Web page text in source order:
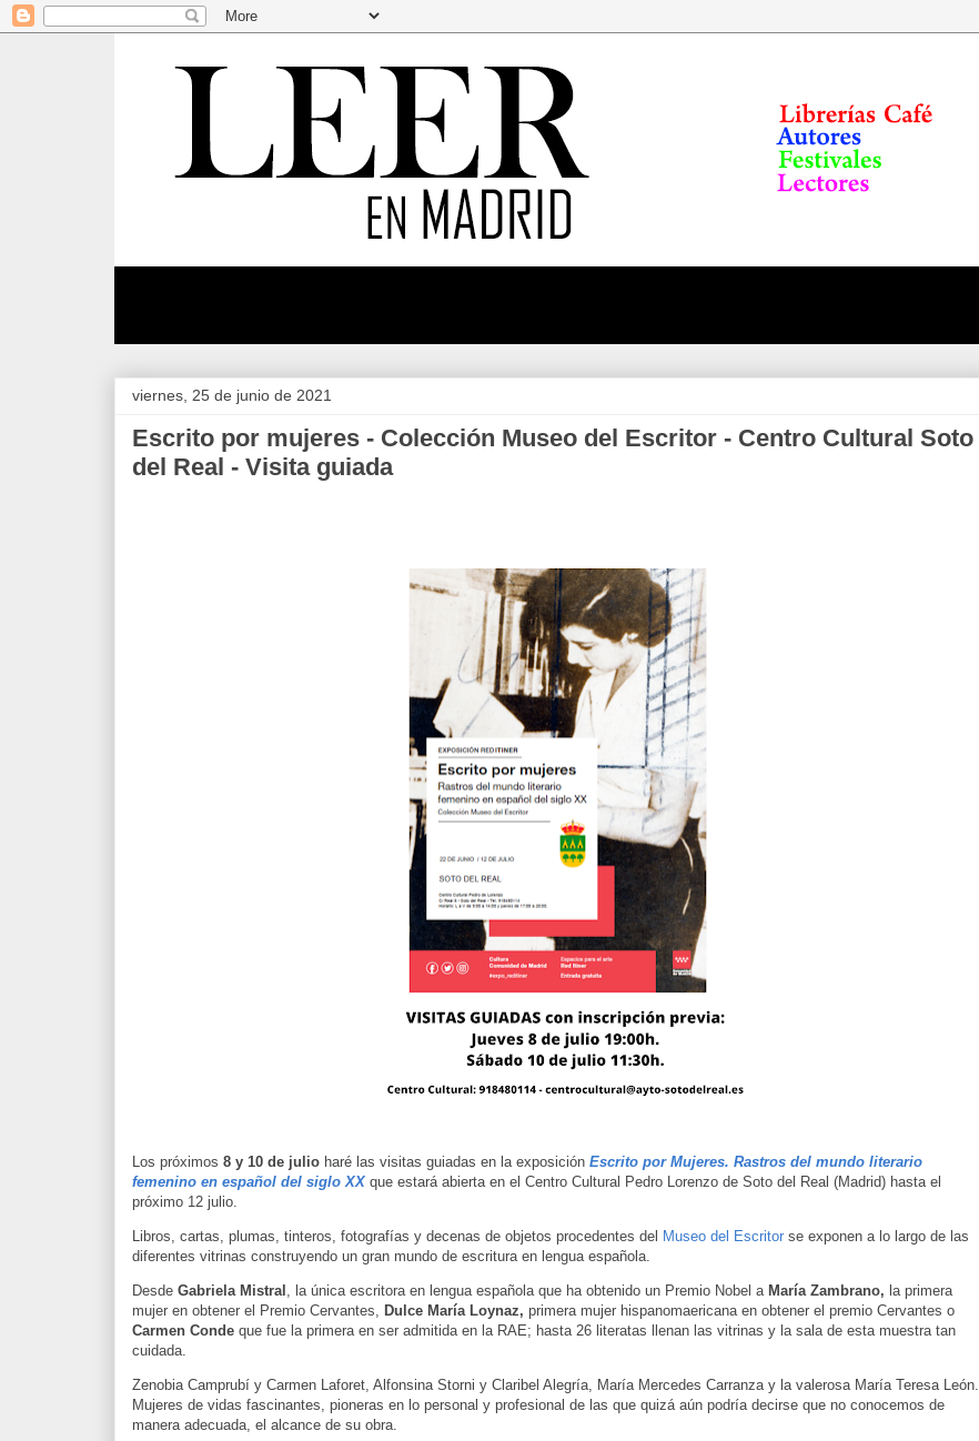
viernes, 25 de junio de 2021
Escrito por mujeres - Colección Museo del Escritor - Centro Cultural Soto
del Real - Visita guiada
Los próximos 8 y 10 de julio haré las visitas guiadas en la exposición Escrito por Mujeres. Rastros del mundo literario
femenino en español del siglo XX que estará abierta en el Centro Cultural Pedro Lorenzo de Soto del Real (Madrid) hasta el
próximo 12 julio.
Libros, cartas, plumas, tinteros, fotografías y decenas de objetos procedentes del Museo del Escritor se exponen a lo largo de las
diferentes vitrinas construyendo un gran mundo de escritura en lengua española.
Desde Gabriela Mistral , la única escritora en lengua española que ha obtenido un Premio Nobel a María Zambrano, la primera
mujer en obtener el Premio Cervantes, Dulce María Loynaz, primera mujer hispanomaericana en obtener el premio Cervantes o
Carmen Conde que fue la primera en ser admitida en la RAE; hasta 26 literatas llenan las vitrinas y la sala de esta muestra tan
cuidada.
Zenobia Camprubí y Carmen Laforet, Alfonsina Storni y Claribel Alegría, María Mercedes Carranza y la valerosa María Teresa León.
Mujeres de vidas fascinantes, pioneras en lo personal y profesional de las que quizá aún podría decirse que no conocemos de
manera adecuada, el alcance de su obra.